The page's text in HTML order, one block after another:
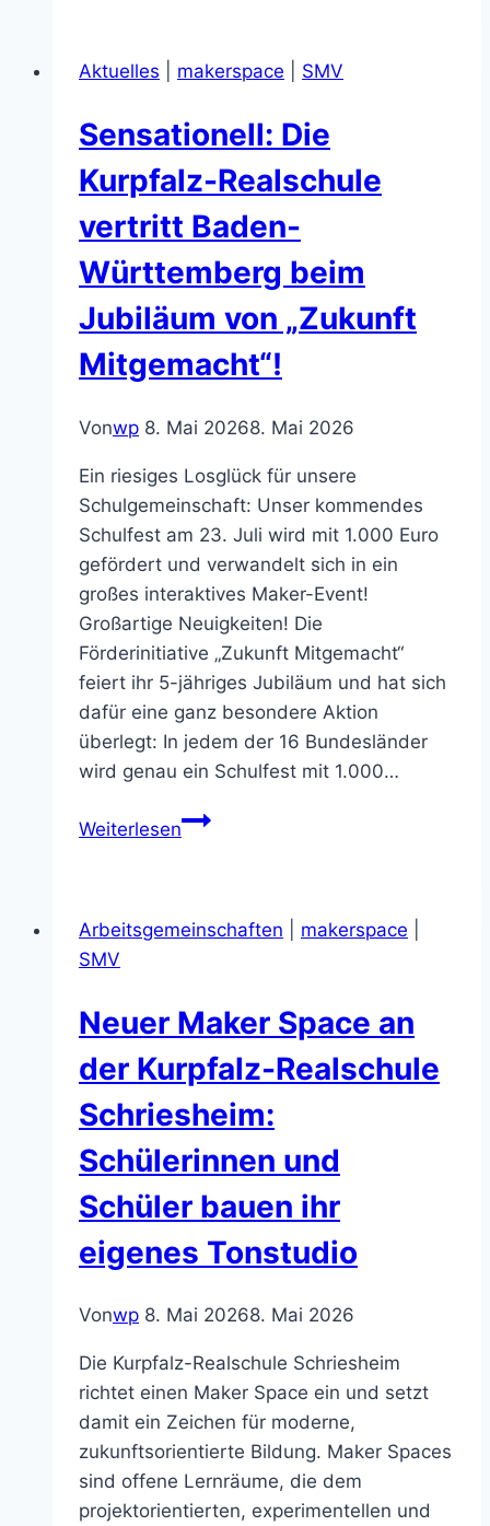
Realschule
Kreativität,
Teamgeist
und
jede
Menge
Mitmachangebote
Aktuelles makerspace SMV
Sensationell: Die
Kurpfalz-Realschule
vertritt Baden-
Württemberg beim
Jubiläum von „Zukunft
Mitgemacht“!
Vonwp 8. Mai 20268. Mai 2026
Ein riesiges Losglück für unsere
Schulgemeinschaft: Unser kommendes
Schulfest am 23. Juli wird mit 1.000 Euro
gefördert und verwandelt sich in ein
großes interaktives Maker-Event!
Großartige Neuigkeiten! Die
Förderinitiative „Zukunft Mitgemacht“
feiert ihr 5-jähriges Jubiläum und hat sich
dafür eine ganz besondere Aktion
überlegt: In jedem der 16 Bundesländer
wird genau ein Schulfest mit 1.000…
WeiterlesenSensationell:
vertritt
beim
Jubiläum
von
„Zukunft
Mitgemacht“!
Arbeitsgemeinschaften makerspace
SMV
Neuer Maker Space an
der Kurpfalz-Realschule
Schriesheim:
Schülerinnen und
Schüler bauen ihr
eigenes Tonstudio
Vonwp 8. Mai 20268. Mai 2026
Die Kurpfalz-Realschule Schriesheim
richtet einen Maker Space ein und setzt
damit ein Zeichen für moderne,
zukunftsorientierte Bildung. Maker Spaces
sind offene Lernräume, die dem
projektorientierten, experimentellen und